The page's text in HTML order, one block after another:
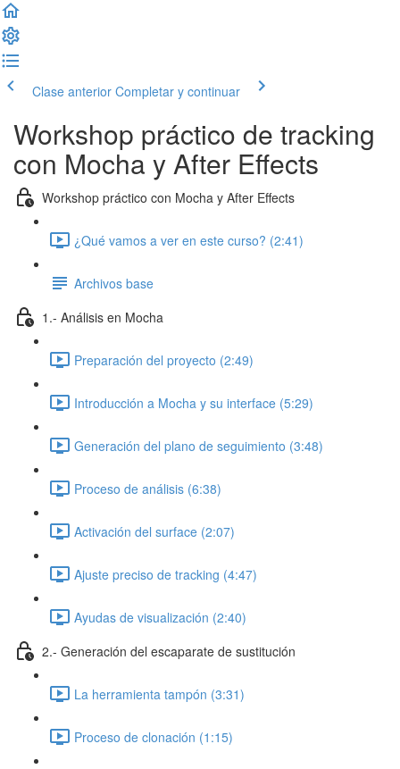
Clase anterior Completar y continuar
Workshop práctico de tracking
con Mocha y After Effects
Workshop práctico con Mocha y After Effects
¿Qué vamos a ver en este curso? (2:41)
Archivos base
1.- Análisis en Mocha
Preparación del proyecto (2:49)
Introducción a Mocha y su interface (5:29)
Generación del plano de seguimiento (3:48)
Proceso de análisis (6:38)
Activación del surface (2:07)
Ajuste preciso de tracking (4:47)
Ayudas de visualización (2:40)
2.- Generación del escaparate de sustitución
La herramienta tampón (3:31)
Proceso de clonación (1:15)